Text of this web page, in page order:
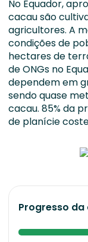
No Equador,
cacau são
agricultores. A
condições de
hectares de
de ONGs no
dependem em
sendo quase
cacau. 85% da
de planície
Progresso